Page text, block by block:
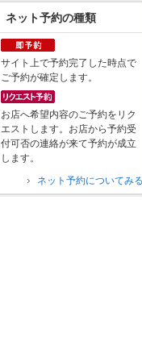
ネット予約の種類
サイト上で予約完了した時点で
ご予約が確定します。
お店へ希望内容のご予約をリク
エストします。お店から予約受
付可否の連絡が来て予約が成立
します。
ネット予約についてみる